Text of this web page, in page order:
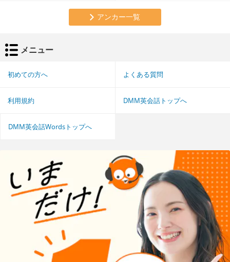
アンカー一覧
メニュー
初めての方へ よくある質問
利用規約 DMM英会話トップへ
DMM英会話Wordsトップへ